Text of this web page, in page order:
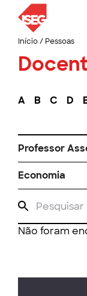
Início/ Pessoas
A B C D
Professor
Economia
Não foram